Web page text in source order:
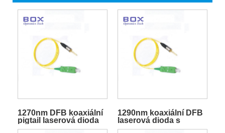
1270nm DFB koaxiální
pigtail laserová dioda
1290nm koaxiální DFB
laserová dioda s
pigtailem